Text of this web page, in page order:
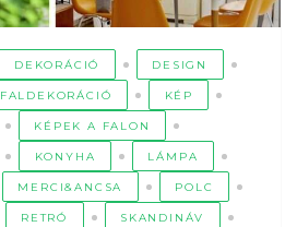
DEKORÁCIÓ DESIGN
FALDEKORÁCIÓ KÉP
KÉPEK A FALON
KONYHA LÁMPA
MERCI&ANCSA POLC
RETRÓ SKANDINÁV